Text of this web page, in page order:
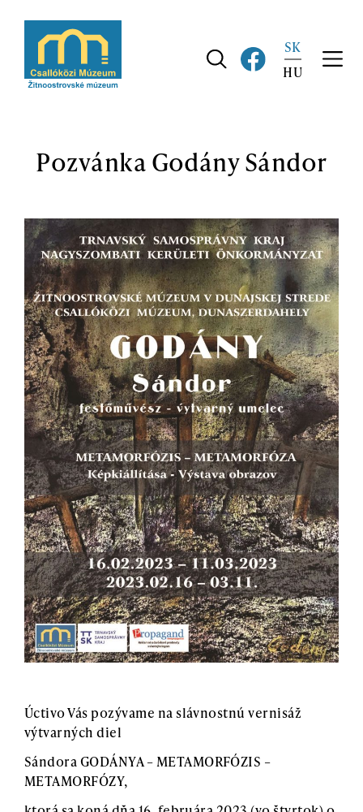
navigation
SK
HU
Pozvánka Godány Sándor
Úctivo Vás pozývame na slávnostnú vernisáž
výtvarných diel
Sándora GODÁNYA – METAMORFÓZIS –
METAMORFÓZY,